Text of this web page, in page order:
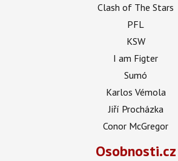
Clash of The Stars
PFL
KSW
I am Figter
Sumó
Karlos Vémola
Jiří Procházka
Conor McGregor
Osobnosti.cz